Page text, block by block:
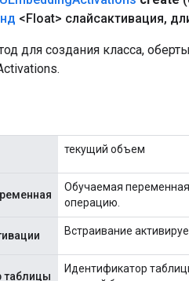
<Float> слайсактивация,
для создания класса,
текущий объем
Обучаемая
операцию.
Встраивание
таблицы
Идентификатор